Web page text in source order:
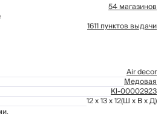
54 магазинов
1611 пунктов выдачи
Air decor
Медовая
Kl-00002923
12 x 13 x 12(Ш x В x Д)